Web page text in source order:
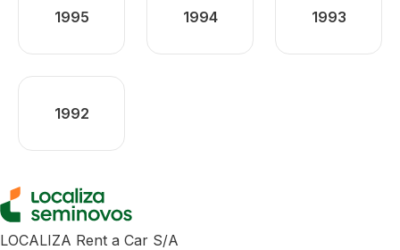
1995 1994 1993
1992
LOCALIZA Rent a Car S/A